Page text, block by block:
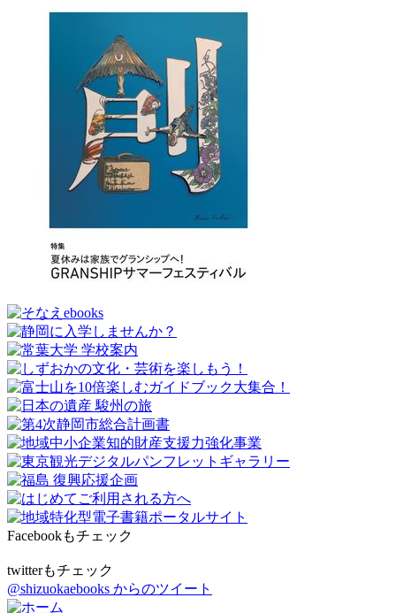
Facebookもチェック
twitterもチェック
@shizuokaebooks からのツイート